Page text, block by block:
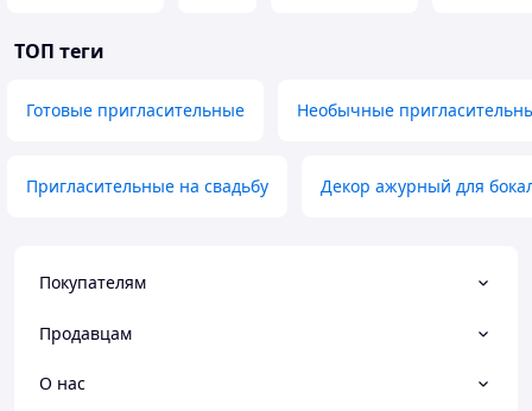
ТОП теги
Готовые пригласительные Необычные
Пригласительные на свадьбу Декор ажурный для
Покупателям
Продавцам
О нас